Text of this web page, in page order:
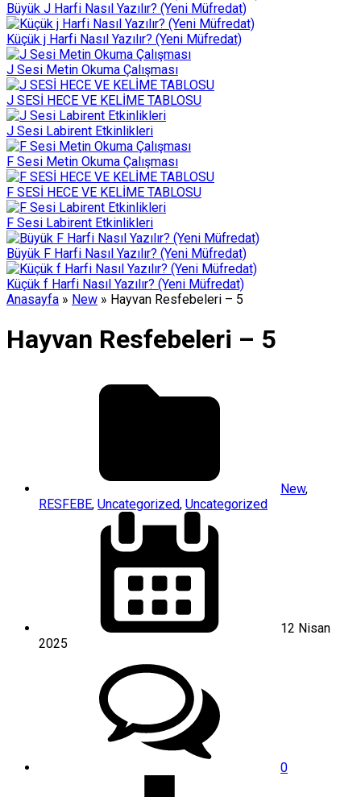
Büyük J Harfi Nasıl Yazılır? (Yeni Müfredat)
Küçük j Harfi Nasıl Yazılır? (Yeni Müfredat)
J Sesi Metin Okuma Çalışması
J SESİ HECE VE KELİME TABLOSU
J Sesi Labirent Etkinlikleri
F Sesi Metin Okuma Çalışması
F SESİ HECE VE KELİME TABLOSU
F Sesi Labirent Etkinlikleri
Büyük F Harfi Nasıl Yazılır? (Yeni Müfredat)
Küçük f Harfi Nasıl Yazılır? (Yeni Müfredat)
Anasayfa » New » Hayvan Resfebeleri – 5
Hayvan Resfebeleri – 5
New,
RESFEBE, Uncategorized, Uncategorized
12 Nisan
2025
0